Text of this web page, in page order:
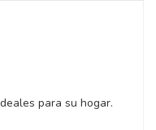
para su hogar.